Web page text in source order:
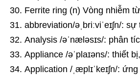
Ferrite ring (n) Vòng nhiễm từ
abbreviation/əˌbriːviˈeɪʃn/: sự
Analysis /əˈnæləsɪs/: phân
Appliance /əˈplaɪəns/: thiết
Application /ˌæplɪˈkeɪʃn/: